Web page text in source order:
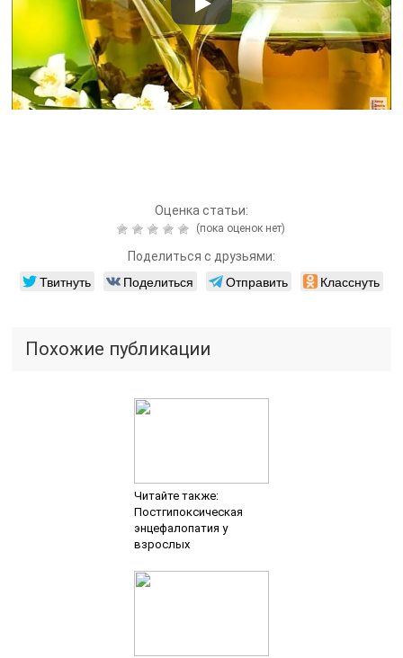
Оценка статьи:
(пока оценок нет)
Поделиться с друзьями:
Твитнуть Поделиться Отправить Класснуть
Похожие публикации
Читайте также:
Постгипоксическая
энцефалопатия у
взрослых